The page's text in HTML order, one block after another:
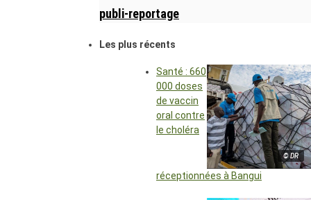
publi-reportage
Les plus récents
© DR
Santé : 660
000 doses
de vaccin
oral contre
le choléra
réceptionnées à Bangui